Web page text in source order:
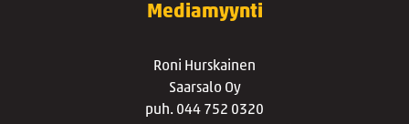
Mediamyynti
Roni Hurskainen
Saarsalo Oy
puh. 044 752 0320